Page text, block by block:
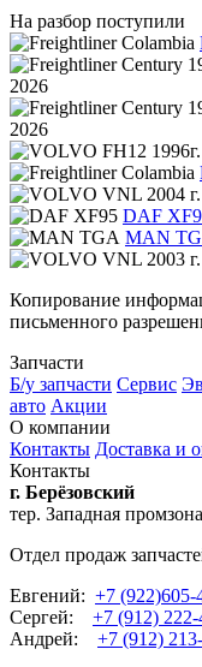
На разбор поступили
2026
2026
DAF
MAN
Копирование
письменного
Запчасти
Б/у запчасти Сервис
авто Акции
О компании
Контакты Доставка и
Контакты
г. Берёзовский
тер. Западная
Отдел продаж
Евгений: +7 (922)605-
Сергей: +7 (912) 222-
Андрей: +7 (912)